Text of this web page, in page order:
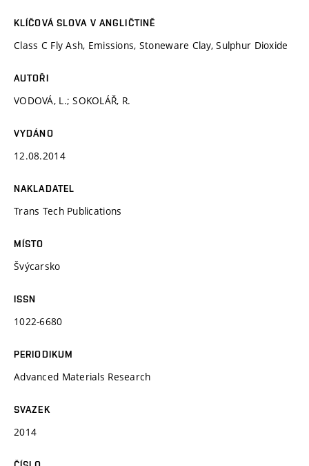
KLÍČOVÁ SLOVA V ANGLIČTINĚ
Class C Fly Ash, Emissions, Stoneware Clay, Sulphur Dioxide
AUTOŘI
VODOVÁ, L.; SOKOLÁŘ, R.
VYDÁNO
12.08.2014
NAKLADATEL
Trans Tech Publications
MÍSTO
Švýcarsko
ISSN
1022-6680
PERIODIKUM
Advanced Materials Research
SVAZEK
2014